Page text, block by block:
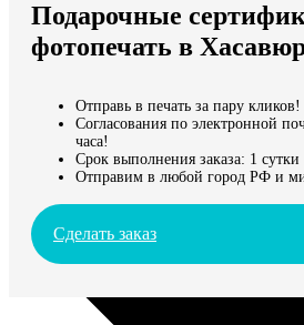
Мы доставляем по всему миру
Продолжить без города
Подарочные
фотопечать в
Отправь в печать за пару кликов!
Согласования по электронной
часа!
Срок выполнения заказа: 1 сутки
Отправим в любой город РФ и
Сделать заказ